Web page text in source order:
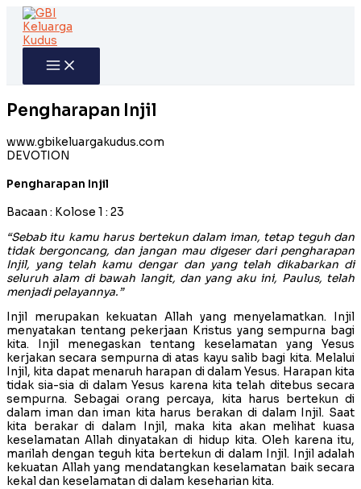
Skip
content
Pengharapan Injil
www.gbikeluargakudus.com
DEVOTION
Pengharapan Injil
Bacaan : Kolose 1 : 23
“Sebab itu kamu harus bertekun dalam iman, tetap teguh dan
tidak bergoncang, dan jangan mau digeser dari pengharapan
Injil, yang telah kamu dengar dan yang telah dikabarkan di
seluruh alam di bawah langit, dan yang aku ini, Paulus, telah
menjadi pelayannya.”
Injil merupakan kekuatan Allah yang menyelamatkan. Injil
menyatakan tentang pekerjaan Kristus yang sempurna bagi
kita. Injil menegaskan tentang keselamatan yang Yesus
kerjakan secara sempurna di atas kayu salib bagi kita. Melalui
Injil, kita dapat menaruh harapan di dalam Yesus. Harapan kita
tidak sia-sia di dalam Yesus karena kita telah ditebus secara
sempurna. Sebagai orang percaya, kita harus bertekun di
dalam iman dan iman kita harus berakan di dalam Injil. Saat
kita berakar di dalam Injil, maka kita akan melihat kuasa
keselamatan Allah dinyatakan di hidup kita. Oleh karena itu,
marilah dengan teguh kita bertekun di dalam Injil. Injil adalah
kekuatan Allah yang mendatangkan keselamatan baik secara
kekal dan keselamatan di dalam keseharian kita.